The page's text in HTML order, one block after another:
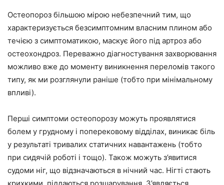
Остеопороз більшою мірою небезпечний тим, що
характеризується безсимптомним власним плином або
течією з симптоматикою, маскує його під артроз або
остеохондроз. Переважно діагностування захворювання
можливо вже до моменту виникнення переломів такого
типу, як ми розглянули раніше (тобто при мінімальному
впливі).
Перші симптоми остеопорозу можуть проявлятися
болем у грудному і поперековому відділах, виникає біль
у результаті тривалих статичних навантажень (тобто
при сидячій роботі і тощо). Також можуть з’явитися
судоми ніг, що відзначаються в нічний час. Нігті стають